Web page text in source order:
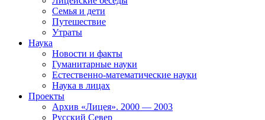
Семья и дети
Путешествие
Утраты
Наука
Новости и факты
Гуманитарные науки
Естественно-математические науки
Наука в лицах
Проекты
Архив «Лицея». 2000 — 2003
Русский Север